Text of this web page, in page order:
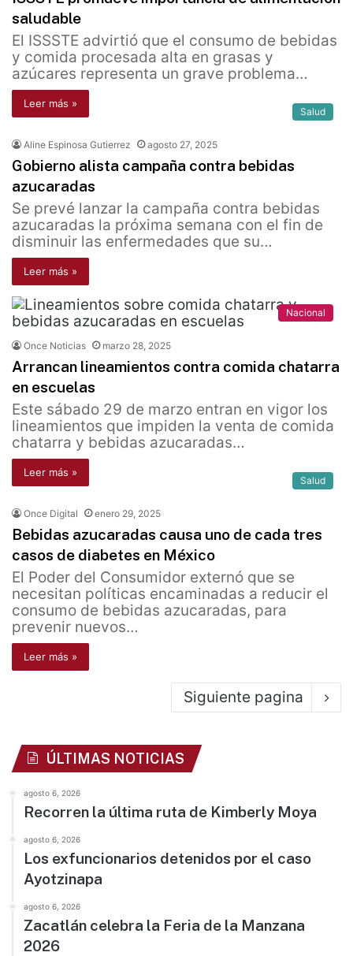
saludable
El ISSSTE advirtió que el consumo de bebidas
y comida procesada alta en grasas y
azúcares representa un grave problema…
Leer más »
Salud
Aline Espinosa Gutierrez agosto 27, 2025
Gobierno alista campaña contra bebidas
azucaradas
Se prevé lanzar la campaña contra bebidas
azucaradas la próxima semana con el fin de
disminuir las enfermedades que su…
Leer más »
Nacional
Once Noticias marzo 28, 2025
Arrancan lineamientos contra comida chatarra
en escuelas
Este sábado 29 de marzo entran en vigor los
lineamientos que impiden la venta de comida
chatarra y bebidas azucaradas…
Leer más »
Salud
Once Digital enero 29, 2025
Bebidas azucaradas causa uno de cada tres
casos de diabetes en México
El Poder del Consumidor externó que se
necesitan políticas encaminadas a reducir el
consumo de bebidas azucaradas, para
prevenir nuevos…
Leer más »
Siguiente pagina
ÚLTIMAS NOTICIAS
agosto 6, 2026
Recorren la última ruta de Kimberly Moya
agosto 6, 2026
Los exfuncionarios detenidos por el caso
Ayotzinapa
agosto 6, 2026
Zacatlán celebra la Feria de la Manzana
2026